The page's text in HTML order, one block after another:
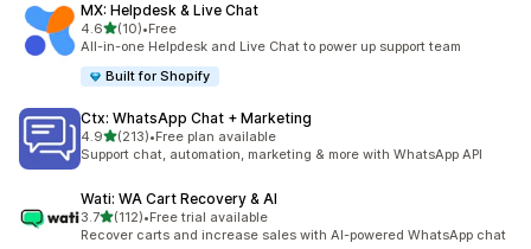
MX: Helpdesk & Live Chat
4.6滿分 5 顆星
(10)
共有 10 則評價
•Free
All-in-one Helpdesk and Live Chat to power up support team
Built for Shopify
Ctx: WhatsApp Chat + Marketing
4.9滿分 5 顆星
(213)
共有 213 則評價
•Free plan available
Support chat, automation, marketing & more with WhatsApp API
Wati: WA Cart Recovery & AI
3.7滿分 5 顆星
(112)
共有 112 則評價
•Free trial available
Recover carts and increase sales with AI-powered WhatsApp chat